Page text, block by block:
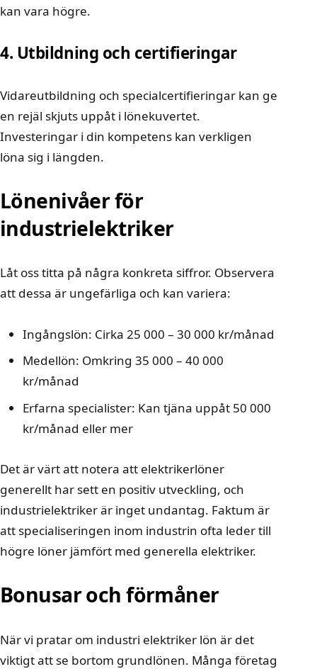
kan vara högre.
4. Utbildning och certifieringar
Vidareutbildning och specialcertifieringar kan ge
en rejäl skjuts uppåt i lönekuvertet.
Investeringar i din kompetens kan verkligen
löna sig i längden.
Lönenivåer för
industrielektriker
Låt oss titta på några konkreta siffror. Observera
att dessa är ungefärliga och kan variera:
Ingångslön: Cirka 25 000 – 30 000 kr/månad
Medellön: Omkring 35 000 – 40 000
kr/månad
Erfarna specialister: Kan tjäna uppåt 50 000
kr/månad eller mer
Det är värt att notera att elektrikerlöner
generellt har sett en positiv utveckling, och
industrielektriker är inget undantag. Faktum är
att specialiseringen inom industrin ofta leder till
högre löner jämfört med generella elektriker.
Bonusar och förmåner
När vi pratar om industri elektriker lön är det
viktigt att se bortom grundlönen. Många företag